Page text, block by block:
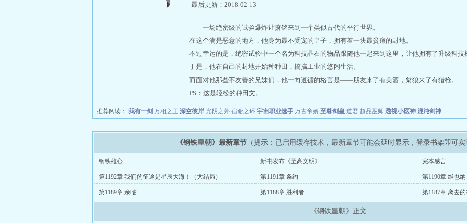
最后更新：2018-02-13
一场绝密级的试验爆炸让萧铭来到一个类似古代的平行世界。
在这个满是恶意的地方，他身为最不受宠的皇子，拥有着一块最贫瘠的封地。
不过幸运的是，绝密试验中一个名为科技晶石的物品跟随他一起来到这里，让他拥有了升级科技
于是，他在自己的封地开始种种田，搞搞工业的悠闲生活。
而面对他那些不友善的兄妹们，他一向遵循的格言是——朋友来了有美酒，豺狼来了有猎枪。
PS：这是轻松的种田文。
推荐阅读： 我有一剑 万相之王 深空彼岸 光阴之外 宿命之环 宇宙职业选手 万古帝婿 至尊剑皇 道君 超品巫师 透视小医神 混沌剑神
《钢铁皇朝》最新章节 （提示：已启用缓存技术，最新章节可能会延时显示，登录书架即可实
钢铁雄心 新书发布《至高文明》 完本感言
第1192章 我们的征途是星辰大海！（大结局） 第1191章 条约 第1190章 维也纳
第1189章 亲临 第1188章 胜利者 第1187章 离去
《钢铁皇朝》正文